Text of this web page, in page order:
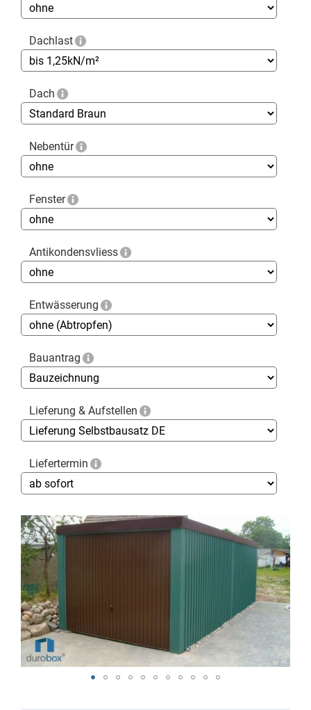
Dachlast
Dach
Nebentür
Fenster
Antikondensvliess
Entwässerung
Bauantrag
Lieferung & Aufstellen
Liefertermin
Skip
to
the
end
of
the
images
gallery